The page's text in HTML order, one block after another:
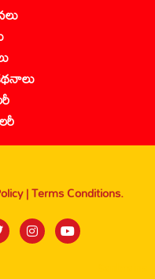
|Terms Conditions.